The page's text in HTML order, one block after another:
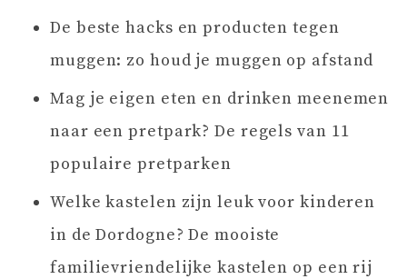
De beste hacks en producten tegen
muggen: zo houd je muggen op afstand
Mag je eigen eten en drinken meenemen
naar een pretpark? De regels van 11
populaire pretparken
Welke kastelen zijn leuk voor kinderen
in de Dordogne? De mooiste
familievriendelijke kastelen op een rij